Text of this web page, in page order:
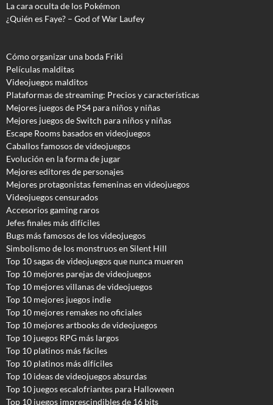
La cara oculta de los Pokémon
¿Quién es Faye? – God of War Laufey
Cómo organizar una boda Friki
Películas malditas
Videojuegos malditos
Plataformas de streaming: Precios y características
Mejores juegos de PS4 para niños y niñas
Mejores juegos de Switch para niños y niñas
Escape Rooms basados en videojuegos
Caballos famosos de videojuegos
Evolución en la forma de jugar
Mejores editores de personajes
Mejores protagonistas femeninas en videojuegos
Videojuegos censurados
Accesorios gaming raros
Jefes finales más difíciles
Bugs más famosos de los videojuegos
Simbolismo de los monstruos en Silent Hill
Top 10 sagas de videojuegos que nunca mueren
Top 10 mejores parejas de videojuegos
Top 10 mejores villanas de videojuegos
Top 10 mejores juegos indie
Top 10 mejores remakes no oficiales
Top 10 mejores artbooks de videojuegos
Top 10 juegos RPG más largos
Top 10 platinos más fáciles
Top 10 platinos más difíciles
Top 10 ideas de videojuegos absurdas
Top 10 juegos escalofriantes para Halloween
Top 10 juegos imprescindibles de 16 bits